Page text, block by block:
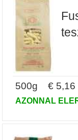
500g € 5,16
AZONNAL